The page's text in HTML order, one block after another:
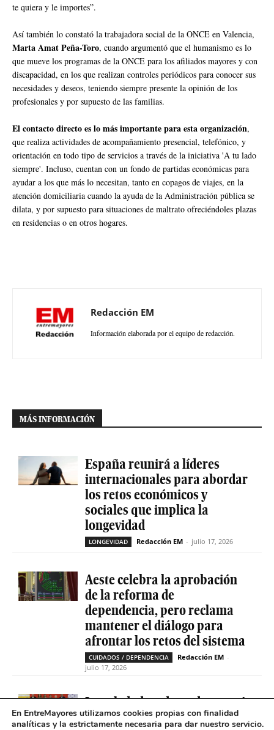
te quiera y le importes”.
Así también lo constató la trabajadora social de la ONCE en Valencia,
Marta Amat Peña-Toro, cuando argumentó que el humanismo es lo
que mueve los programas de la ONCE para los afiliados mayores y con
discapacidad, en los que realizan controles periódicos para conocer sus
necesidades y deseos, teniendo siempre presente la opinión de los
profesionales y por supuesto de las familias.
El contacto directo es lo más importante para esta organización,
que realiza actividades de acompañamiento presencial, telefónico, y
orientación en todo tipo de servicios a través de la iniciativa 'A tu lado
siempre'. Incluso, cuentan con un fondo de partidas económicas para
ayudar a los que más lo necesitan, tanto en copagos de viajes, en la
atención domiciliaria cuando la ayuda de la Administración pública se
dilata, y por supuesto para situaciones de maltrato ofreciéndoles plazas
en residencias o en otros hogares.
Redacción EM
Información elaborada por el equipo de redacción.
MÁS INFORMACIÓN
España reunirá a líderes
internacionales para abordar
los retos económicos y
sociales que implica la
longevidad
LONGEVIDAD Redacción EM - julio 17, 2026
Aeste celebra la aprobación
de la reforma de
dependencia, pero reclama
mantener el diálogo para
afrontar los retos del sistema
CUIDADOS / DEPENDENCIA Redacción EM -
julio 17, 2026
La soledad no deseada es casi
cinco veces superior entre
En EntreMayores utilizamos cookies propias con finalidad
analíticas y la estrictamente necesaria para dar nuestro servicio.